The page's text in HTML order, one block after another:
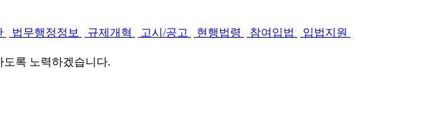
법무행정정보 규제개혁 고시/공고 현행법령 참여입법
입법지원
록 노력하겠습니다.